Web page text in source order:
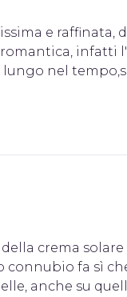
e
infatti
nel
crema
fa sì
anche su